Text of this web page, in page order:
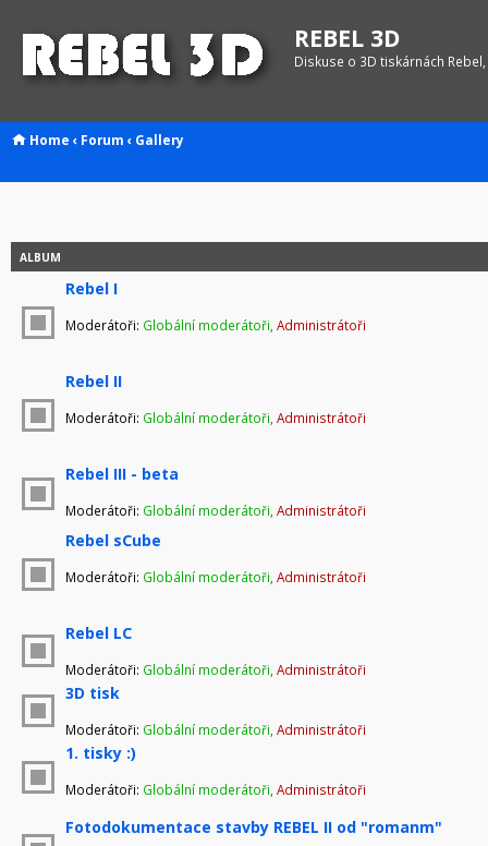
REBEL 3D
Diskuse o 3D tiskárnách
Home ‹ Forum ‹ Gallery
ALBUM
Rebel I
Moderátoři: Globální moderátoři Administrátoři
Rebel II
Moderátoři: Globální moderátoři Administrátoři
Rebel III - beta
Moderátoři: Globální moderátoři Administrátoři
Rebel sCube
Moderátoři: Globální moderátoři Administrátoři
Rebel LC
Moderátoři: Globální moderátoři Administrátoři
3D tisk
Moderátoři: Globální moderátoři Administrátoři
1. tisky :)
Moderátoři: Globální moderátoři Administrátoři
Fotodokumentace stavby REBEL II od "romanm"